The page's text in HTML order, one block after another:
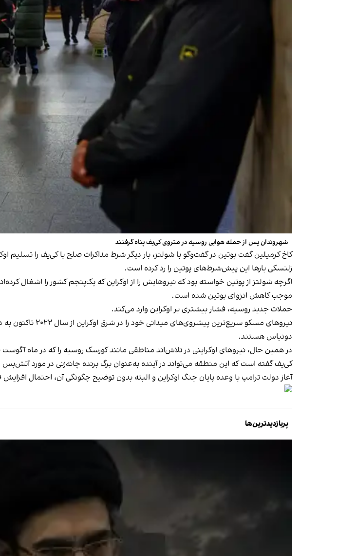
شهروندان پس از حمله هوایی روسیه در متروی کی‌یف پناه گرفتند
کاخ کرمیلین گفت پوتین در گفت‌وگو با شولتز، بار دیگر شرط مذاکرات صلح با کی‌یف را تسلیم
زلنسکی بارها این پیش‌شرط‌های پوتین را رد کرده است.
اگرچه شولتز از پوتین خواسته بود که نیروهایش را از اوکراین که یک‌پنجم کشور را اشغال
موجب کاهش انزوای پوتین شده است.
حملات جدید روسیه، فشار بیشتری بر اوکراین وارد می‌کند.
نیروهای مسکو
دونباس هستند.
در همین حال، نیروهای اوکراینی در تلاش‌اند مناطقی مانند کورسک روسیه را که در ماه
کی‌یف گفته است که این منطقه می‌تواند در آینده به‌عنوان برگ برنده چانه‌زنی در مورد
آغاز دولت ترامپ با وعده پایان جنگ اوکراین و البته بدون توضیح چگونگی آن، احتمال
پربازدیدترین‌ها